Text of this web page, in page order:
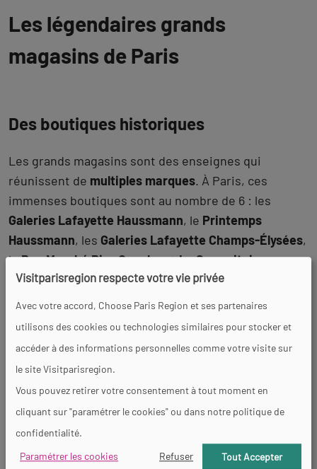
Les légendaires grands
magasins de Paris
Des boutiques historiques
Les grands magasins sont des enseignes qui
réunissent de multiples marques. À Paris, ces
immenses boutiques sont au nombre de 6 : les
Galeries Lafayette Haussmann, le Printemps
Haussmann, les Galeries Lafayette Champs-Élysées,
leBon Marché Rive GaucheetLa Samaritaine.
Outre le fait que ces magasins sont de véritables
temples du shopping
, les bâtiments qui renferment
shopping dans de tels lieux relève d’une
extraordinaire
plus que de la simple séance de
lèche-vitrine. En parlant de vitrines, celles des
Galeries Lafayette sont particulièrement connues
pour la scénographie créée à chaque Noël.
Visitparisregion respecte votre vie privée
Avec votre accord, Choose Paris Region et ses partenaires
utilisons des cookies ou technologies similaires pour stocker et
accéder à des informations personnelles comme votre visite sur
le site Visitparisregion.
Vous pouvez retirer votre consentement à tout moment en
cliquant sur "paramétrer le cookies" ou dans notre politique de
confidentialité.
Paramétrer les cookies
Refuser Tout Accepter